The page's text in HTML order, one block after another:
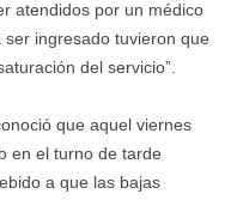
atendidos por un médico
ingresado tuvieron que
del servicio”.
que aquel viernes
en el turno de tarde
a que las bajas